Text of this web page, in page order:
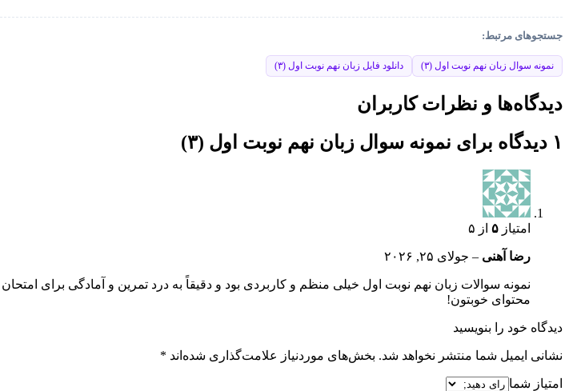
جستجوهای مرتبط:
نمونه سوال زبان نهم نوبت اول (۳) دانلود فایل زبان نهم نوبت اول (۳)
دیدگاه‌ها و نظرات کاربران
۱ دیدگاه برای
نمونه سوال زبان نهم نوبت اول (۳)
امتیاز ۵ از ۵
رضا آهنی – جولای ۲۵, ۲۰۲۶
نمونه سوالات زبان نهم نوبت اول خیلی منظم و کاربردی بود و دقیقاً به درد تمرین و آمادگی برای
محتوای خوبتون!
دیدگاه خود را بنویسید
نشانی ایمیل شما منتشر نخواهد شد. بخش‌های موردنیاز علامت‌گذاری شده‌اند *
امتیاز شما